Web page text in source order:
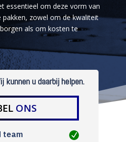
essentieel om deze vorm van
zowel om de kwaliteit
als om kosten te
kunnen u daarbij helpen.
ONS
team